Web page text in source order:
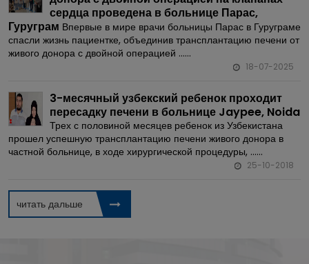
сердца проведена в больнице Парас,
Гуруграм Впервые в мире врачи больницы Парас в Гуруграме
спасли жизнь пациентке, объединив трансплантацию печени от
живого донора с двойной операцией ......
18-07-2025
3-месячный узбекский ребенок проходит
пересадку печени в больнице Jaypee, Noida
Трех с половиной месяцев ребенок из Узбекистана
прошел успешную трансплантацию печени живого донора в
частной больнице, в ходе хирургической процедуры, ......
25-10-2018
читать дальше